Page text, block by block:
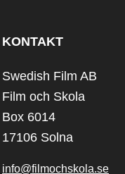
KONTAKT
Swedish Film AB
Film och Skola
Box 6014
17106 Solna
info@filmochskola.se